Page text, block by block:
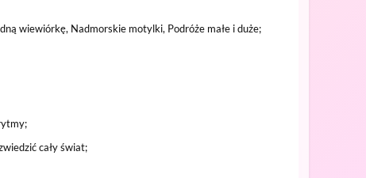
wiewiórkę, Nadmorskie motylki, Podróże małe i duże;
cały świat;